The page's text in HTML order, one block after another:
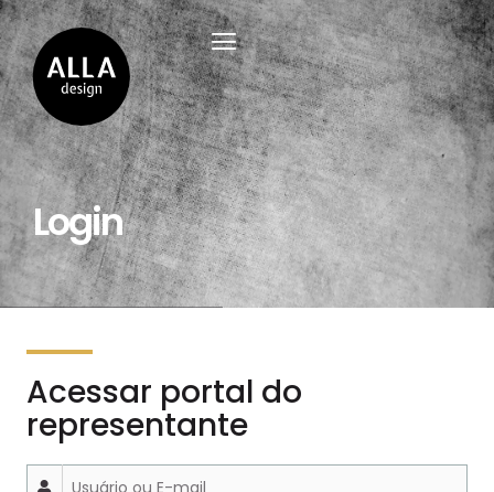
Login
Acessar portal do
representante